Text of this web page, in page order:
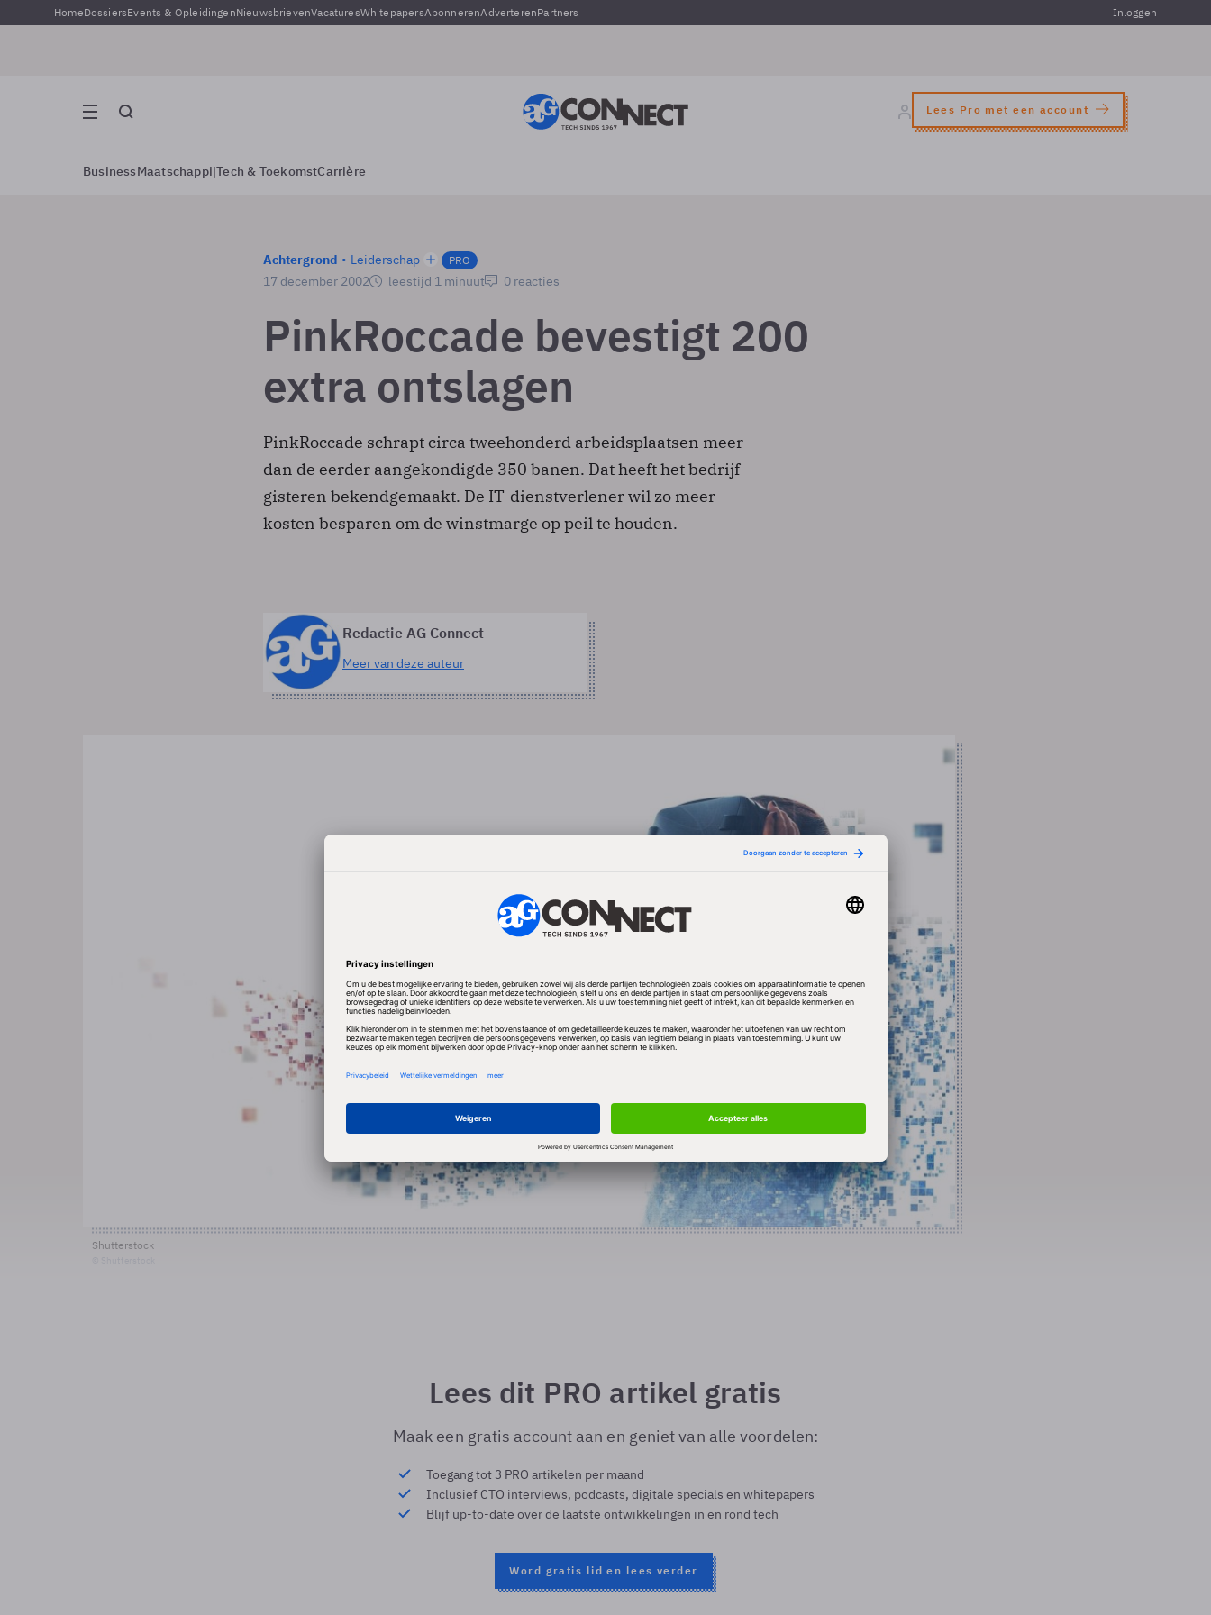
HomeDossiersEvents & OpleidingenNieuwsbrievenVacaturesWhitepapersAbonnerenAdverterenPartners Inloggen
Lees Pro met een account
BusinessMaatschappijTech & ToekomstCarrière
Achtergrond Leiderschap PRO
17 december 2002 leestijd 1 minuut 0 reacties
PinkRoccade bevestigt 200
extra ontslagen
PinkRoccade schrapt circa tweehonderd arbeidsplaatsen meer
dan de eerder aangekondigde 350 banen. Dat heeft het bedrijf
gisteren bekendgemaakt. De IT-dienstverlener wil zo meer
kosten besparen om de winstmarge op peil te houden.
Redactie AG Connect
Meer van deze auteur
Shutterstock
Lees dit PRO artikel gratis
Maak een gratis account aan en geniet van alle voordelen:
Toegang tot 3 PRO artikelen per maand
Inclusief CTO interviews, podcasts, digitale specials en whitepapers
Blijf up-to-date over de laatste ontwikkelingen in en rond tech
Word gratis lid en lees verder